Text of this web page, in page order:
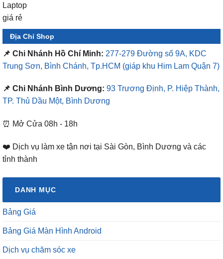
Địa Chỉ Shop
📌 Chi Nhánh Hồ Chí Minh: 277-279 Đường số 9A, KDC
Trung Sơn, Bình Chánh, Tp.HCM (giáp khu Him Lam Quận 7)
📌 Chi Nhánh Bình Dương: 93 Trương Định, P. Hiệp Thành,
TP. Thủ Dầu Một, Bình Dương
⏰ Mở Cửa 08h - 18h
❤️ Dịch vụ làm xe tận nơi tại Sài Gòn, Bình Dương và các
tỉnh thành
DANH MỤC
Bảng Giá
Bảng Giá Màn Hình Android
Dịch vụ chăm sóc xe